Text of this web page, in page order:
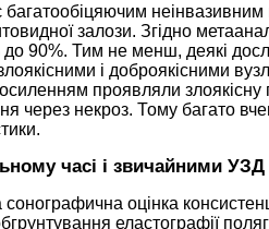
залози. Згідно
до 90%. Тим не менш, деякі
і доброякісними
проявляли злоякісну
через некроз. Тому багато
часі і звичайними УЗД
оцінка
еластографії